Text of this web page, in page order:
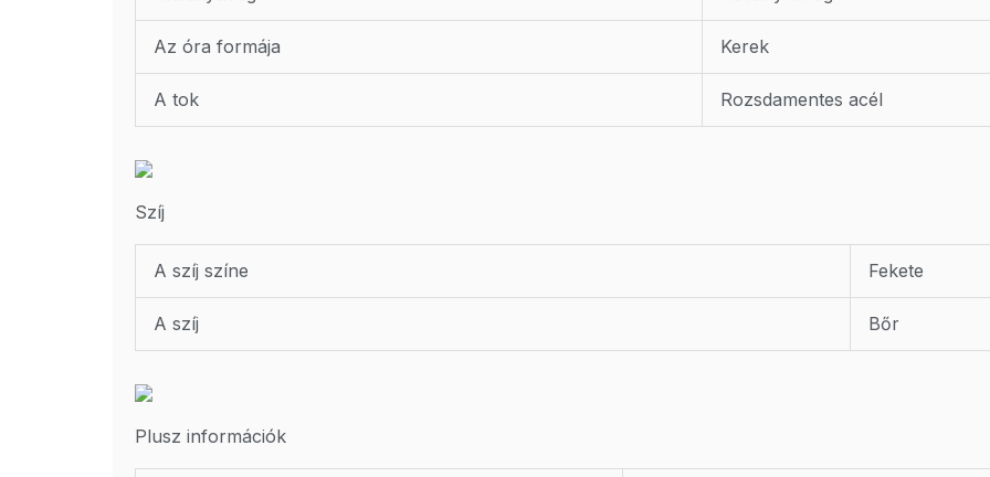
Az óra formája Kerek
A tok Rozsdamentes acél
Szíj
A szíj színe Fekete
A szíj Bőr
Plusz információk